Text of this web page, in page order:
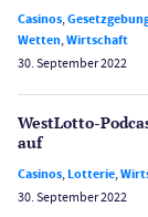
Casinos,
Wetten,Wirtschaft
30. September 2022
WestLotto-
auf
Casinos,Lotterie,
30. September 2022